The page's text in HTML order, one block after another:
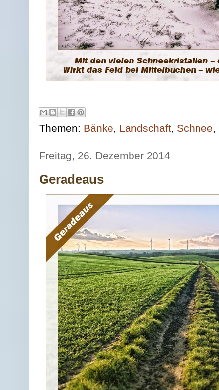
Themen: Bänke, Landschaft, Schnee,
Freitag, 26. Dezember 2014
Geradeaus